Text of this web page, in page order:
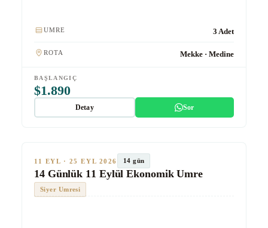
UMRE 3 Adet
ROTA Mekke · Medine
BAŞLANGIÇ
$1.890
Detay Sor
11 EYL · 25 EYL 2026 14 gün
14 Günlük 11 Eylül Ekonomik Umre
Siyer Umresi